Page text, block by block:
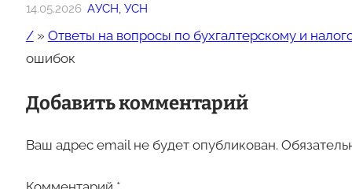
14.05.2026 АУСН, УСН
/» Ответы на вопросы по бухгалтерскому и
ошибок
Добавить комментарий
Ваш адрес email не будет опубликован.